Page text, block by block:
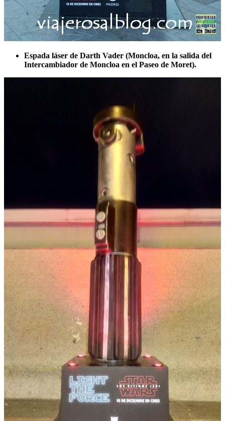
Espada láser de Darth Vader (Moncloa, en la salida del
Intercambiador de Moncloa en el Paseo de Moret).